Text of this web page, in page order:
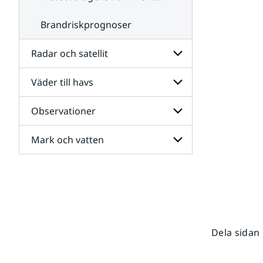
Brandriskprognoser
Radar och satellit
Undersidor
för
Radar
och
satellit
Väder till havs
Undersidor
för
Väder
till
havs
Observationer
Undersidor
för
Mark och vatten
Dela sidan